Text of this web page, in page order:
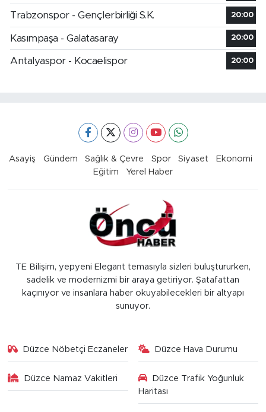
Trabzonspor - Gençlerbirliği S.K. 20:00
Kasımpaşa - Galatasaray 20:00
Antalyaspor - Kocaelispor 20:00
Asayiş Gündem Sağlık & Çevre Spor Siyaset
Ekonomi
Eğitim
Yerel Haber
TE Bilişim, yepyeni Elegant temasıyla sizleri buluştururken,
sadelik ve modernizmi bir araya getiriyor. Şatafattan
kaçınıyor ve insanlara haber okuyabilecekleri bir altyapı
sunuyor.
Düzce Nöbetçi Eczaneler Düzce Hava Durumu
Düzce Namaz Vakitleri
Düzce Trafik Yoğunluk
Haritası